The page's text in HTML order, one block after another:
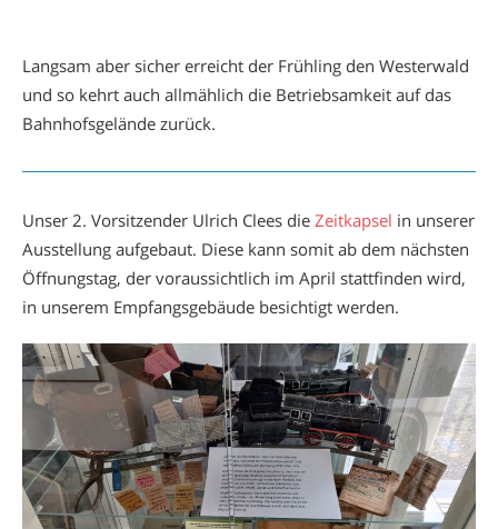
Langsam aber sicher erreicht der Frühling den Westerwald
und so kehrt auch allmählich die Betriebsamkeit auf das
Bahnhofsgelände zurück.
Unser 2. Vorsitzender Ulrich Clees die Zeitkapsel in unserer
Ausstellung aufgebaut. Diese kann somit ab dem nächsten
Öffnungstag, der voraussichtlich im April stattfinden wird,
in unserem Empfangsgebäude besichtigt werden.